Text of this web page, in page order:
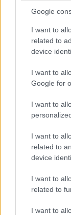
Google
I want to
related to
device
I want to
Google for
I want to
I want to
related to
device
I want to
related to
I want to
1.400 χρόνια
Βασιλική
Αχιλλίου